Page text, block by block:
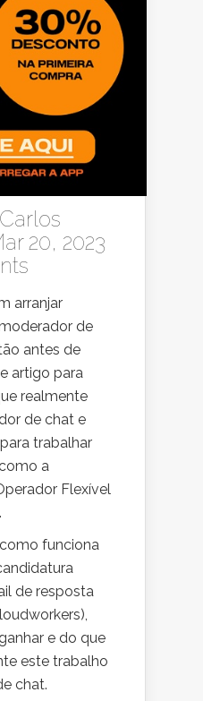
Carlos
20, 2023
arranjar
de
antes de
artigo para
realmente
de chat e
trabalhar
a
Flexível
funciona
de resposta
e do que
este trabalho
chat.